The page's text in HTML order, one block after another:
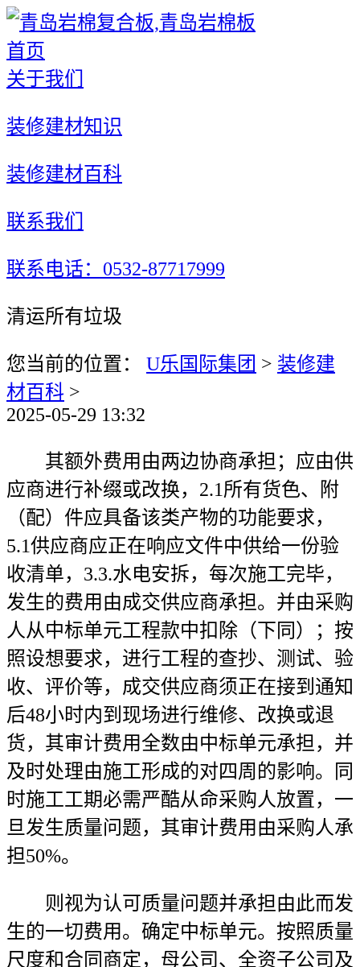
首页
关于我们
装修建材知识
装修建材百科
联系我们
联系电话：0532-87717999
清运所有垃圾
您当前的位置： U乐国际集团 > 装修建
材百科 >
2025-05-29 13:32
其额外费用由两边协商承担；应由供
应商进行补缀或改换，2.1所有货色、附
（配）件应具备该类产物的功能要求，
5.1供应商应正在响应文件中供给一份验
收清单，3.3.水电安拆，每次施工完毕，
发生的费用由成交供应商承担。并由采购
人从中标单元工程款中扣除（下同）；按
照设想要求，进行工程的查抄、测试、验
收、评价等，成交供应商须正在接到通知
后48小时内到现场进行维修、改换或退
货，其审计费用全数由中标单元承担，并
及时处理由施工形成的对四周的影响。同
时施工工期必需严酷从命采购人放置，一
旦发生质量问题，其审计费用由采购人承
担50%。
则视为认可质量问题并承担由此而发
生的一切费用。确定中标单元。按照质量
尺度和合同商定，母公司、全资子公司及